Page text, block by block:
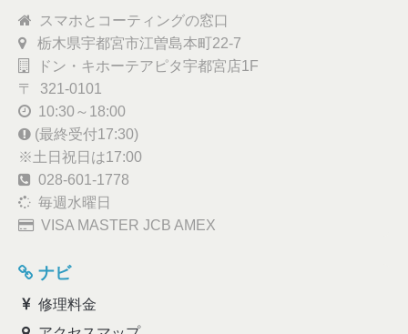
スマホとコーティングの窓口
栃木県宇都宮市江曽島本町22-7
ドン・キホーテアピタ宇都宮店1F
〒 321-0101
10:30～18:00
(最終受付17:30)
※土日祝日は17:00
028-601-1778
毎週水曜日
VISA MASTER JCB AMEX
ナビ
修理料金